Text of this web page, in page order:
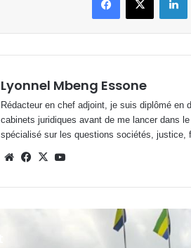
Lyonnel Mbeng Essone
Rédacteur en chef adjoint, je suis diplômé en
cabinets juridiques avant de me lancer dans
spécialisé sur les questions sociétés,
WebsiteFacebook
X